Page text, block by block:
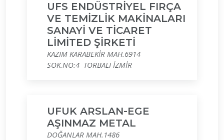
UFS ENDÜSTRİYEL FIRÇA
VE TEMİZLİK MAKİNALARI
SANAYİ VE TİCARET
LİMİTED ŞİRKETİ
KAZIM KARABEKİR MAH.6914
SOK.NO:4 TORBALI İZMİR
UFUK ARSLAN-EGE
AŞINMAZ METAL
DOĞANLAR MAH.1486